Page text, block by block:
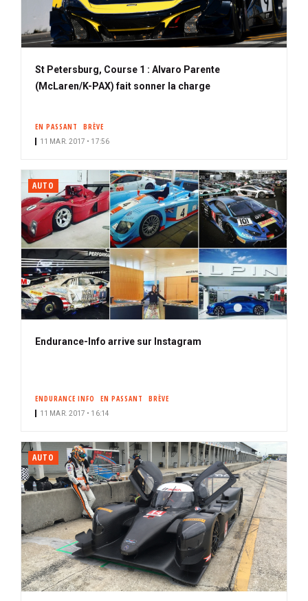
St Petersburg, Course 1 : Alvaro Parente
(McLaren/K-PAX) fait sonner la charge
EN PASSANT BRÈVE
11 MAR. 2017 • 17:56
AUTO
Endurance-Info arrive sur Instagram
ENDURANCE INFO EN PASSANT BRÈVE
11 MAR. 2017 • 16:14
AUTO